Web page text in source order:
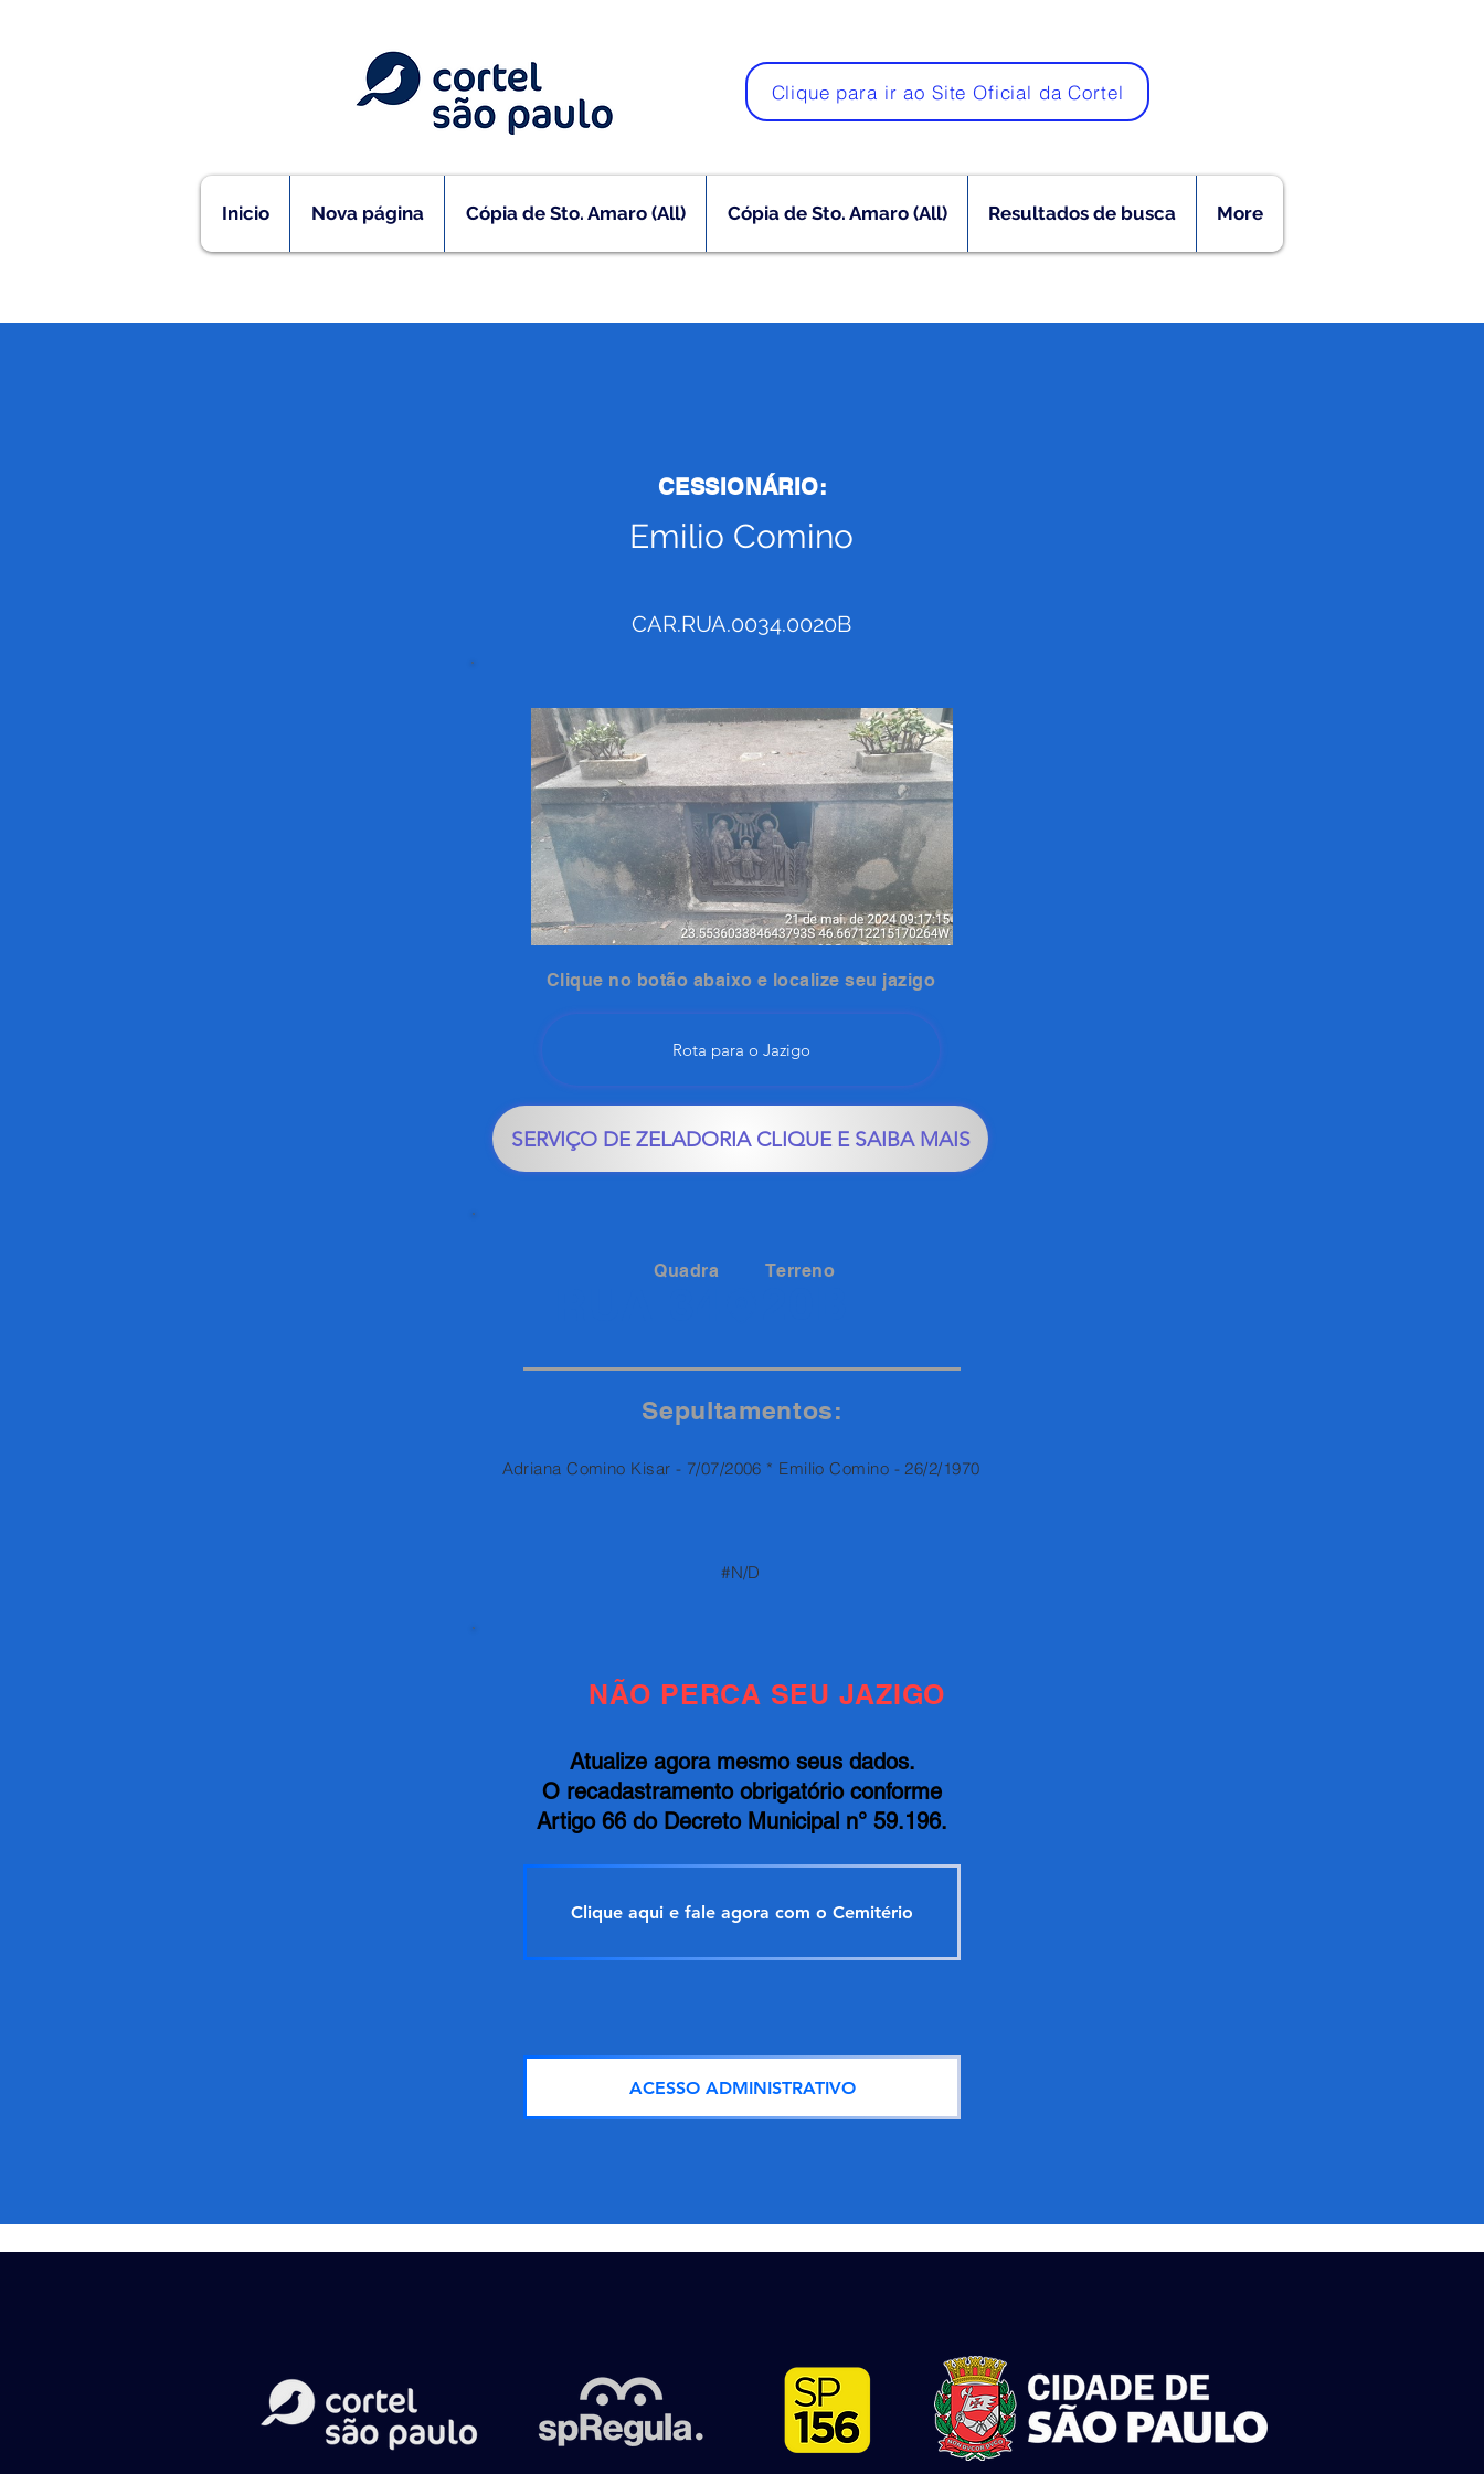
Clique para ir ao Site Oficial da Cortel
Inicio Nova página Cópia de Sto. Amaro (All) Cópia de Sto. Amaro (All) Resultados de busca More
CESSIONÁRIO:
Emilio Comino
CAR.RUA.0034.0020B
Clique no botão abaixo e localize seu jazigo
Rota para o Jazigo
SERVIÇO DE ZELADORIA CLIQUE E SAIBA MAIS
Quadra Terreno
Sepultamentos:
Adriana Comino Kisar - 7/07/2006 * Emilio Comino - 26/2/1970
#N/D
NÃO PERCA SEU JAZIGO
Atualize agora mesmo seus dados.
O recadastramento obrigatório conforme
Artigo 66 do Decreto Municipal n° 59.196.
Clique aqui e fale agora com o Cemitério
ACESSO ADMINISTRATIVO